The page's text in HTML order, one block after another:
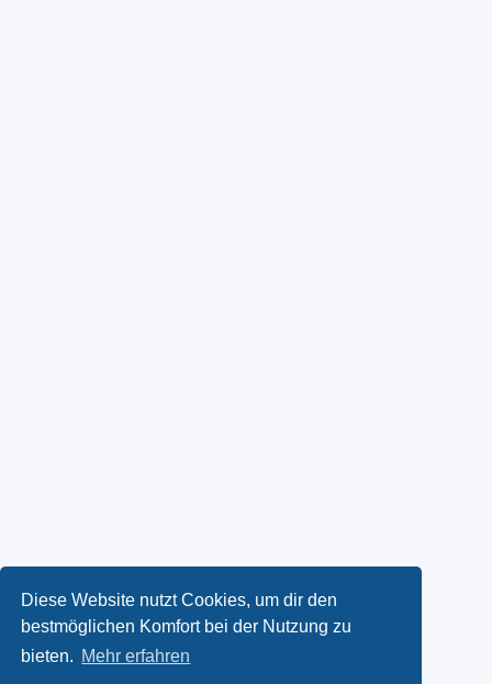
Diese Website nutzt Cookies, um dir den
bestmöglichen Komfort bei der Nutzung zu
bieten. Mehr erfahren